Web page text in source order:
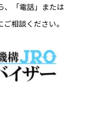
、「電話」または
相談ください。